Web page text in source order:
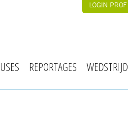
LOGIN PROF
REPORTAGES WEDSTRIJD